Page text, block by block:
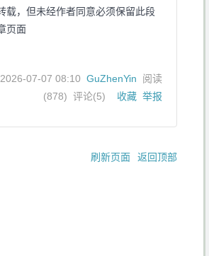
载，但未经作者同意必须保留此段
页面
2026-07-07 08:10 GuZhenYin 阅读
(878) 评论(5) 收藏 举报
刷新页面 返回顶部